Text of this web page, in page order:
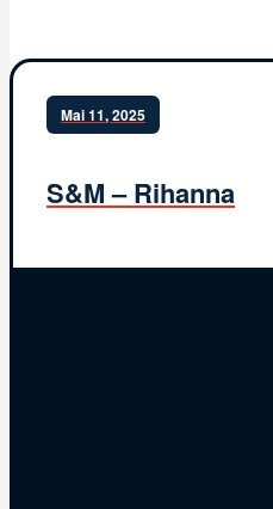
Mai 11, 2025
S&M – Rihanna